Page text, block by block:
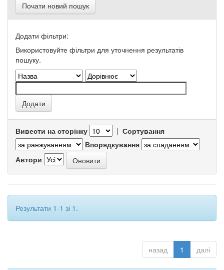
Почати новий пошук
Додати фільтри:
Використовуйте фільтри для уточнення результатів
пошуку.
Вивести на сторінку | Сортування
Впорядкування
Автори
Результати 1-1 зі 1.
назад 1 далі